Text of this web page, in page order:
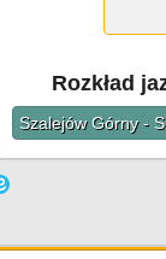
Rozkład
Szalejów Górny -